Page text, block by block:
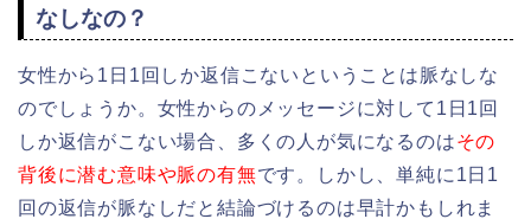
なしなの？
女性から1日1回しか返信こないということは脈なしな
のでしょうか。女性からのメッセージに対して1日1回
しか返信がこない場合、多くの人が気になるのはその
背後に潜む意味や脈の有無です。しかし、単純に1日1
回の返信が脈なしだと結論づけるのは早計かもしれま